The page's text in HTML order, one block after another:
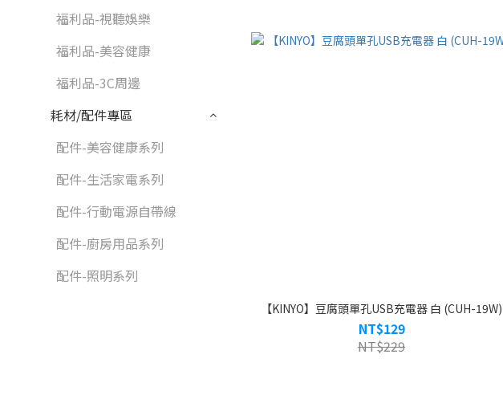
福利品-視聽娛樂
福利品-美容健康
福利品-3C周邊
耗材/配件專區
配件-美容健康系列
配件-生活家電系列
配件-行動電源自帶線
配件-廚房用品系列
配件-照明系列
【KINYO】豆腐頭單孔USB充電器 白 (CUH-19W)
NT$129
NT$229